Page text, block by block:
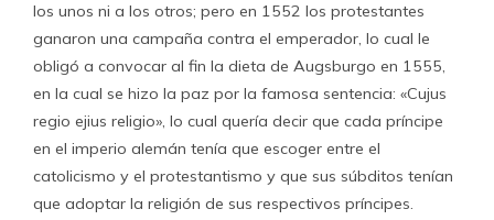
los unos ni a los otros; pero en 1552 los protestantes
ganaron una campaña contra el emperador, lo cual le
obligó a convocar al fin la dieta de Augsburgo en 1555,
en la cual se hizo la paz por la famosa sentencia: «Cujus
regio ejius religio», lo cual quería decir que cada príncipe
en el imperio alemán tenía que escoger entre el
catolicismo y el protestantismo y que sus súbditos tenían
que adoptar la religión de sus respectivos príncipes.